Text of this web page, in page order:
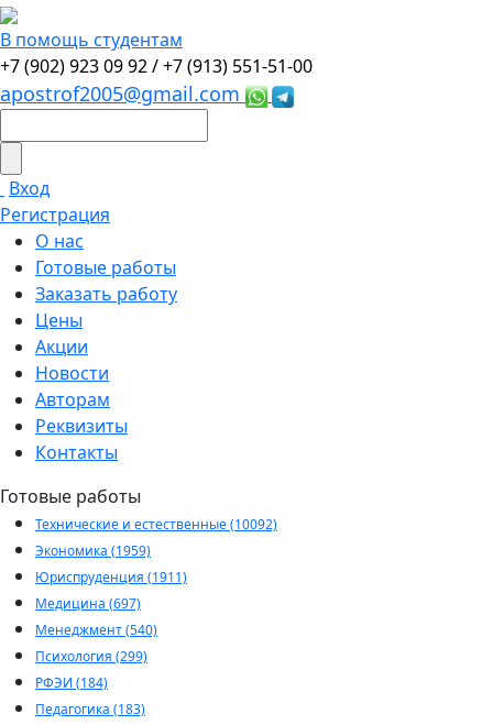
В помощь студентам
+7 (902) 923 09 92 /+7 (913) 551-51-00
apostrof2005@gmail.com
Вход
Регистрация
О нас
Готовые работы
Заказать работу
Цены
Акции
Новости
Авторам
Реквизиты
Контакты
Готовые работы
Технические и естественные (10092)
Экономика (1959)
Юриспруденция (1911)
Медицина (697)
Менеджмент (540)
Психология (299)
РФЭИ (184)
Педагогика (183)